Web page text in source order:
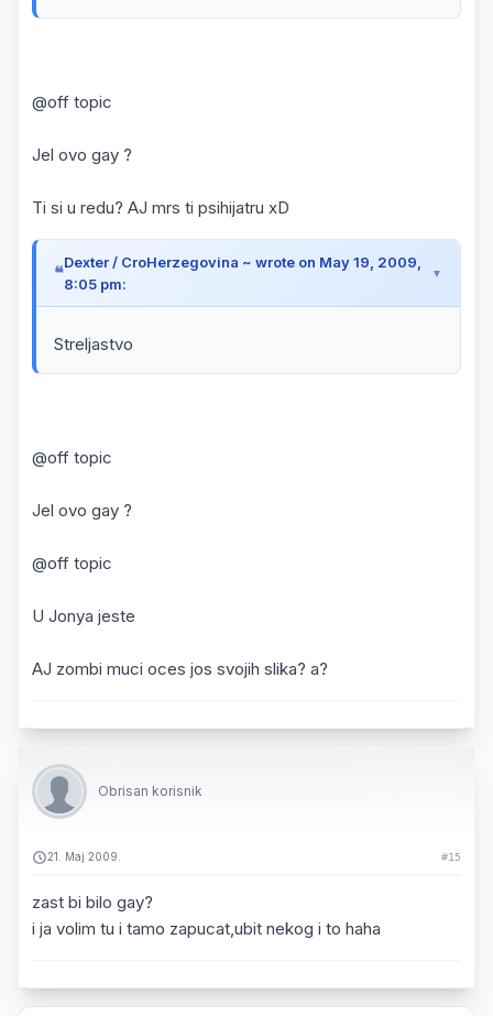
@off topic
Jel ovo gay ?
Ti si u redu? AJ mrs ti psihijatru xD
Dexter / CroHerzegovina ~ wrote on May 19, 2009,
8:05 pm:
Streljastvo
@off topic
Jel ovo gay ?
@off topic
U Jonya jeste
AJ zombi muci oces jos svojih slika? a?
Obrisan korisnik
21. Maj 2009. #15
zast bi bilo gay?
i ja volim tu i tamo zapucat,ubit nekog i to haha